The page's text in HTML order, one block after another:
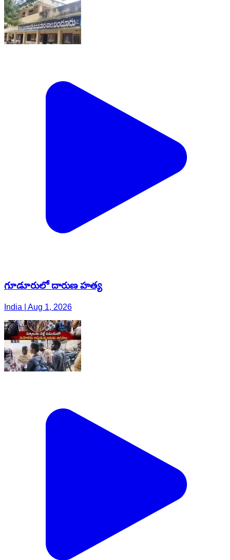
గూడూరులో దారుణ హత్య
India | Aug 1, 2026